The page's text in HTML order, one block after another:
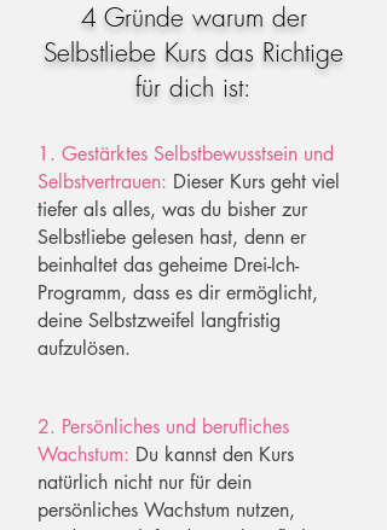
4 Gründe warum der
Selbstliebe Kurs das Richtige
für dich ist:
1. Gestärktes Selbstbewusstsein und
Selbstvertrauen: Dieser Kurs geht viel
tiefer als alles, was du bisher zur
Selbstliebe gelesen hast, denn er
beinhaltet das geheime Drei-Ich-
Programm, dass es dir ermöglicht,
deine Selbstzweifel langfristig
aufzulösen.
2. Persönliches und berufliches
Wachstum: Du kannst den Kurs
natürlich nicht nur für dein
persönliches Wachstum nutzen,